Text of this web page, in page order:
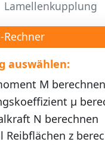
Lamellenkupplung
auswählen:
M berechnen
μ
N berechnen
Reibflächen z